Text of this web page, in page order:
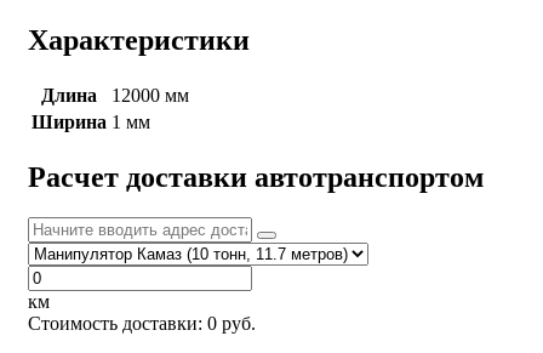
Характеристики
Длина
12000 мм
Ширина 1 мм
Расчет доставки автотранспортом
км
Стоимость доставки: 0 руб.